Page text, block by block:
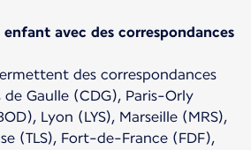
avec des correspondances
des correspondances
Gaulle (CDG), Paris-Orly
Lyon (LYS), Marseille (MRS),
(TLS), Fort-de-France (FDF),